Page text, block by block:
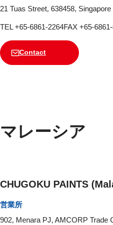
21 Tuas Street, 638458, Singapore
TEL +65-6861-2264FAX +65-
Contact
マレーシア
CHUGOKU PAINTS
営業所
902, Menara PJ, AMCORP Trade